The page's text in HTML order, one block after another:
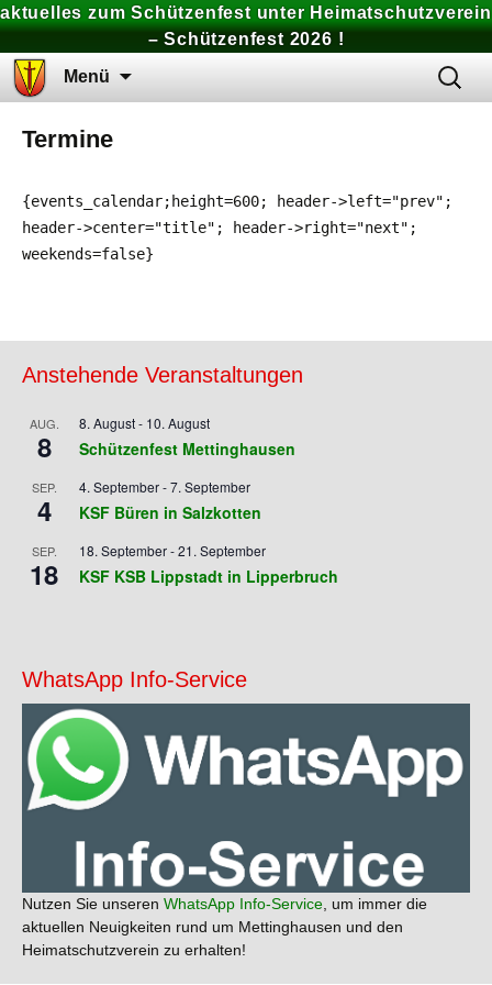
aktuelles zum Schützenfest unter Heimatschutzverein
– Schützenfest 2026 !
Menü
Suchen
nach:
Termine
{events_calendar;height=600; header->left="prev";
header->center="title"; header->right="next";
weekends=false}
Anstehende Veranstaltungen
AUG.
8
8. August- 10. August
Schützenfest Mettinghausen
SEP.
4
4. September-7. September
KSF Büren in Salzkotten
SEP.
18
18. September-21. September
KSF KSB Lippstadt in Lipperbruch
WhatsApp Info-Service
Nutzen Sie unseren WhatsApp Info-Service , um immer die
aktuellen Neuigkeiten rund um Mettinghausen und den
Heimatschutzverein zu erhalten!